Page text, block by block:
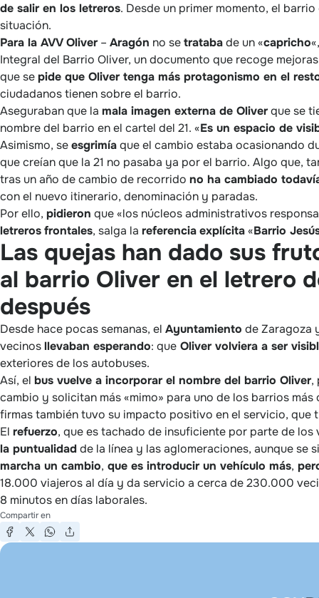
de salir en los letreros. Desde un primer momento, el
situación.
Para la AVV Oliver– Aragón no setratabade un «capricho
Integral del Barrio Oliver, un documento que recoge
que sepide que Oliver tenga más protagonismo en el
ciudadanos tienen sobre el barrio.
Aseguraban que la mala imagen externa de Oliverque se
nombre del barrio en el cartel del 21. «Es un espacio de
Asimismo, seesgrimíaque el cambio estaba ocasionando
que creían que la 21 no pasaba ya por el barrio. Algo que,
tras un año de cambio de recorrido no ha cambiado
con el nuevo itinerario, denominación y paradas.
Por ello, pidieron que «los núcleos administrativos
letrerosfrontales, salga la referenciaexplícita«Barrio
Las quejas han dado sus
al barrio Oliver en el letrero
después
Desde hace pocas semanas, el Ayuntamiento de Zaragoza
vecinosllevaban esperando: que Oliver volviera a ser
exteriores de los autobuses.
Así, el bus vuelve a incorporar el nombre del barrio Oliver,
cambio y solicitan más «mimo» para uno de los barrios
firmas también tuvo su impacto positivo en el servicio,
El refuerzo, que es tachado de insuficiente por parte de
la puntualidadde la línea y las aglomeraciones, aunque se
marcha un cambio, que es introducir un vehículo más,
18.000 viajeros al día y da servicio a cerca de 230.000
8 minutos en días laborales.
Compartir en